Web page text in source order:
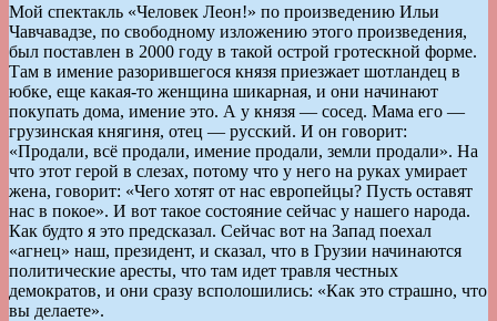
Мой спектакль «Человек Леон!» по произведению Ильи
Чавчавадзе, по свободному изложению этого произведения,
был поставлен в 2000 году в такой острой гротескной форме.
Там в имение разорившегося князя приезжает шотландец в
юбке, еще какая-то женщина шикарная, и они начинают
покупать дома, имение это. А у князя — сосед. Мама его —
грузинская княгиня, отец — русский. И он говорит:
«Продали, всё продали, имение продали, земли продали». На
что этот герой в слезах, потому что у него на руках умирает
жена, говорит: «Чего хотят от нас европейцы? Пусть оставят
нас в покое». И вот такое состояние сейчас у нашего народа.
Как будто я это предсказал. Сейчас вот на Запад поехал
«агнец» наш, президент, и сказал, что в Грузии начинаются
политические аресты, что там идет травля честных
демократов, и они сразу всполошились: «Как это страшно, что
вы делаете».